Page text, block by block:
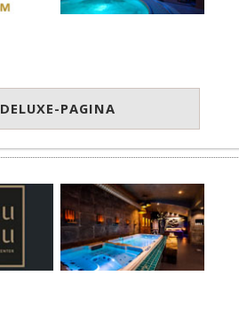
DELUXE-PAGINA